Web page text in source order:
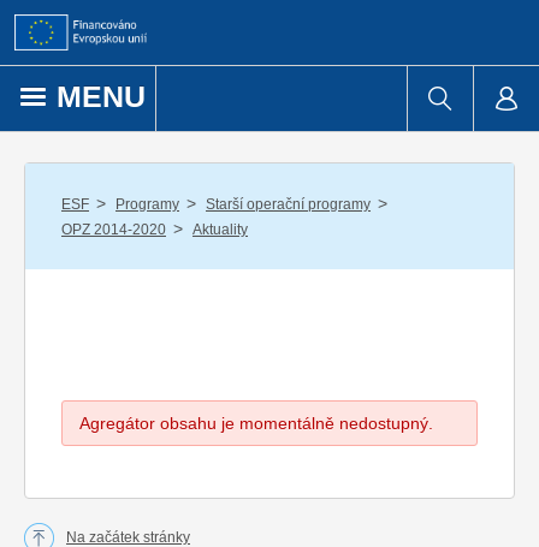
Přejít k obsahu
MENU
ESF / Programy / Starší operační programy /
OPZ 2014-2020 / Aktuality
Agregátor obsahu je momentálně nedostupný.
Na začátek stránky